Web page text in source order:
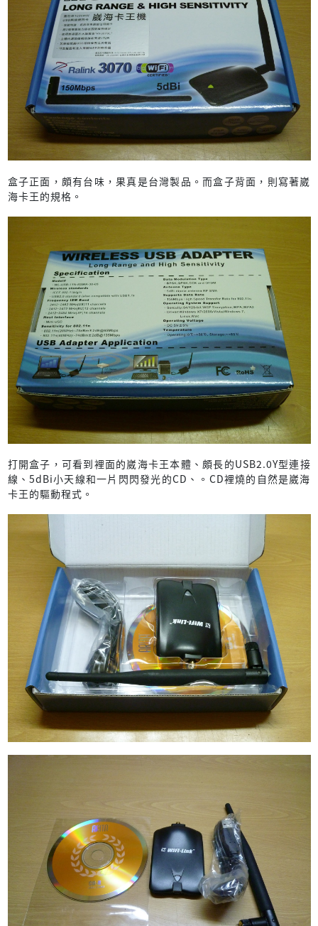
盒子正面，頗有台味，果真是台灣製品。而盒子背面，則寫著崴
海卡王的規格。
打開盒子，可看到裡面的崴海卡王本體、頗長的USB2.0Y型連接
線、5dBi小天線和一片閃閃發光的CD、。CD裡燒的自然是崴海
卡王的驅動程式。